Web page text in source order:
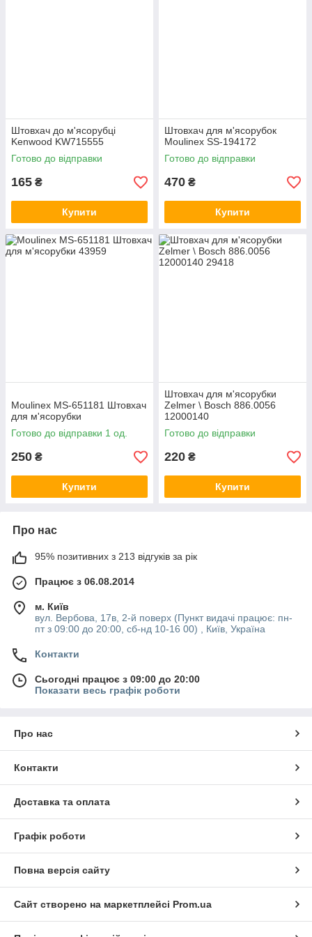
Штовхач до м'ясорубці
Kenwood KW715555
Готово до відправки
165 ₴
Купити
Штовхач для м'ясорубок
Moulinex SS-194172
Готово до відправки
470 ₴
Купити
Moulinex MS-651181 Штовхач
для м'ясорубки
Готово до відправки 1 од.
250 ₴
Купити
Штовхач для м'ясорубки
Zelmer \ Bosch 886.0056
12000140
Готово до відправки
220 ₴
Купити
Про нас
95% позитивних з 213 відгуків за рік
Працює з 06.08.2014
м. Київ
вул. Вербова, 17в, 2-й поверх (Пункт видачі працює: пн-
пт з 09:00 до 20:00, сб-нд 10-16 00) , Київ, Україна
Контакти
Сьогодні працює з 09:00 до 20:00
Показати весь графік роботи
Про нас
Контакти
Доставка та оплата
Графік роботи
Повна версія сайту
Сайт створено на маркетплейсі Prom.ua